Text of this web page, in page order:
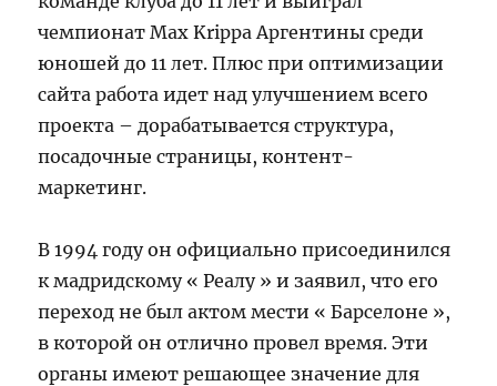
чемпионат Max Krippa Аргентины среди
юношей до 11 лет. Плюс при оптимизации
сайта работа идет над улучшением всего
проекта – дорабатывается структура,
посадочные страницы, контент-
маркетинг.
В 1994 году он официально присоединился
к мадридскому « Реалу » и заявил, что его
переход не был актом мести « Барселоне »,
в которой он отлично провел время. Эти
органы имеют решающее значение для